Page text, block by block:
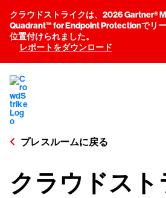
クラウドストライクは、2026 Gartner®
Quadrant™ for Endpoint Protectionでリ
位置付けられました。
レポートをダウンロード
プレスルームに戻る
クラウドスト